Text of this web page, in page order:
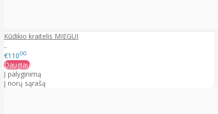
Kūdikio kraitelis MIEGUI
..
€11000
Daugiau
Į palyginimą
Į norų sąrašą